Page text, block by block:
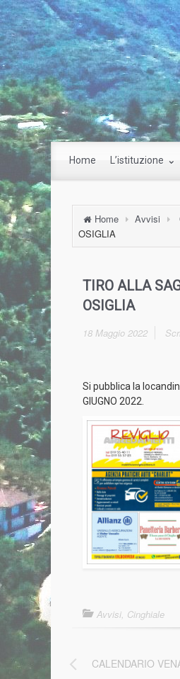
Home L’istituzione
Home Avvisi
OSIGLIA
TIRO ALLA
OSIGLIA
18 Maggio 2022
Si pubblica la
GIUGNO 2022.
Avvisi, Cinghiale
CALENDARIO